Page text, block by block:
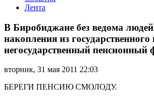
Лента
Биробиджане
без
ведома
людей
накопления
государственного
В Биробиджане без ведома людей
накопления из государственного
негосударственный пенсионный
вторник, 31 мая 2011 22:03
БЕРЕГИ ПЕНСИЮ СМОЛОДУ.